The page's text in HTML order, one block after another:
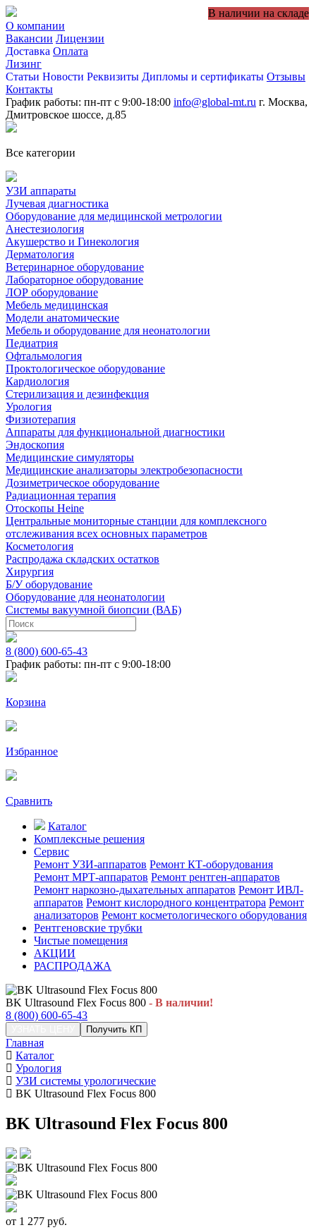
О компании
Вакансии Лицензии
Доставка Оплата
Лизинг
Статьи Новости Реквизиты Дипломы и сертификаты Отзывы
Контакты
График работы: пн-пт с 9:00-18:00 info@global-mt.ru г. Москва,
Дмитровское шоссе, д.85
Все категории
УЗИ аппараты
Лучевая диагностика
Оборудование для медицинской метрологии
Анестезиология
Акушерство и Гинекология
Дерматология
Ветеринарное оборудование
Лабораторное оборудование
ЛОР оборудование
Мебель медицинская
Модели анатомические
Мебель и оборудование для неонатологии
Педиатрия
Офтальмология
Проктологическое оборудование
Кардиология
Стерилизация и дезинфекция
Урология
Физиотерапия
Аппараты для функциональной диагностики
Эндоскопия
Медицинские симуляторы
Медицинские анализаторы электробезопасности
Дозиметрическое оборудование
Радиационная терапия
Отоскопы Heine
Центральные мониторные станции для комплексного
отслеживания всех основных параметров
Косметология
Распродажа складских остатков
Хирургия
Б/У оборудование
Оборудование для неонатологии
Системы вакуумной биопсии (ВАБ)
8 (800) 600-65-43
График работы: пн-пт с 9:00-18:00
Корзина
Избранное
Сравнить
Каталог
Комплексные решения
Сервис
Ремонт УЗИ-аппаратов Ремонт КТ-оборудования
Ремонт МРТ-аппаратов Ремонт рентген-аппаратов
Ремонт наркозно-дыхательных аппаратов Ремонт ИВЛ-
аппаратов Ремонт кислородного концентратора Ремонт
анализаторов Ремонт косметологического оборудования
Рентгеновские трубки
Чистые помещения
АКЦИИ
РАСПРОДАЖА
BK Ultrasound Flex Focus 800 - В наличии!
8 (800) 600-65-43
Получить КП
Главная
Каталог
Урология
УЗИ системы урологические
BK Ultrasound Flex Focus 800
BK Ultrasound Flex Focus 800
В наличии на складе
от 1 277 руб.